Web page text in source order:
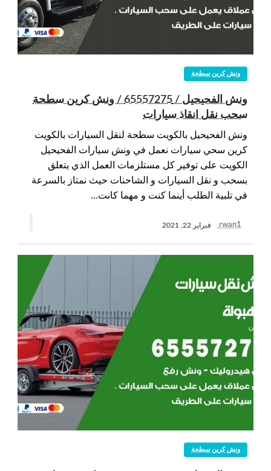
ونش كرين سطحة
ونش الفحيحيل / 65557275 / ونش كرين سطحة
سحب نقل انقاذ سيارات
ونش الفحيحيل بالكويت سطحة لنقل السيارات بالكويت
كرين سحي سيارات نعمل في ونش سيارات الفحيحيل
الكويت على توفير كل مستلزمات العمل الذي يتعلق
بسحب و نقل السيارات و الشاحنات حيث نمتاز بالسرعة
في تلبية الطلب أينما كنت و مهما كانت…
rwan1 فبراير 22, 2021
ونش كرين سطحة